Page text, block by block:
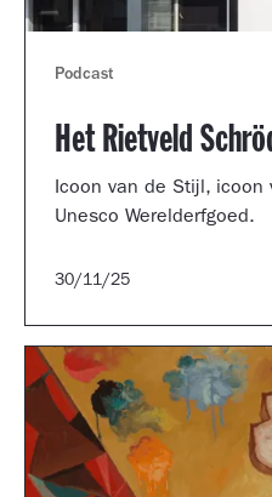
Podcast
Het Rietveld
Icoon van de Stijl,
Unesco Werelderfgoed.
30/11/25